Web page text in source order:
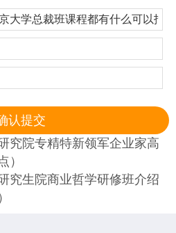
究院专精特新领军企业家高
）
究生院商业哲学研修班介绍